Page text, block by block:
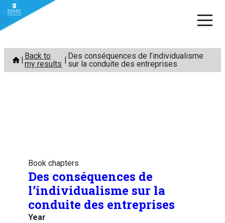
Skip
content
Back to
my results
Des conséquences de l’individualisme
sur la conduite des entreprises
Book chapters
Des conséquences de
l’individualisme sur la
conduite des entreprises
Year